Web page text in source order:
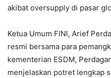
akibat oversupply di pasar
Ketua Umum FINI, Arief
resmi bersama para
kementerian ESDM,
menjelaskan potret lengkap